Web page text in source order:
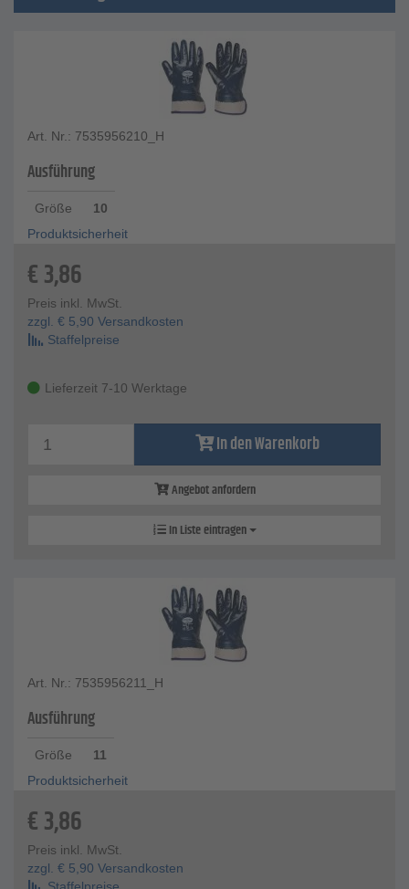
Art. Nr.: 7535956210_H
Ausführung
Größe
10
Produktsicherheit
€3,86
Preis inkl. MwSt.
zzgl. € 5,90 Versandkosten
Staffelpreise
Lieferzeit 7-10 Werktage
In den Warenkorb
Angebot anfordern
In Liste eintragen
Art. Nr.: 7535956211_H
Ausführung
Größe
11
Produktsicherheit
€3,86
Preis inkl. MwSt.
zzgl. € 5,90 Versandkosten